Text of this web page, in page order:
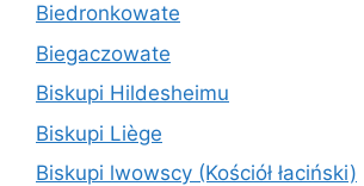
Biedronkowate
Biegaczowate
Biskupi Hildesheimu
Biskupi Liège
Biskupi lwowscy (Kościół łaciński)